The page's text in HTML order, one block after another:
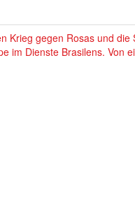
Krieg gegen Rosas und die
im Dienste Brasilens. Von